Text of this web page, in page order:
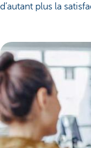
d’autant plus la